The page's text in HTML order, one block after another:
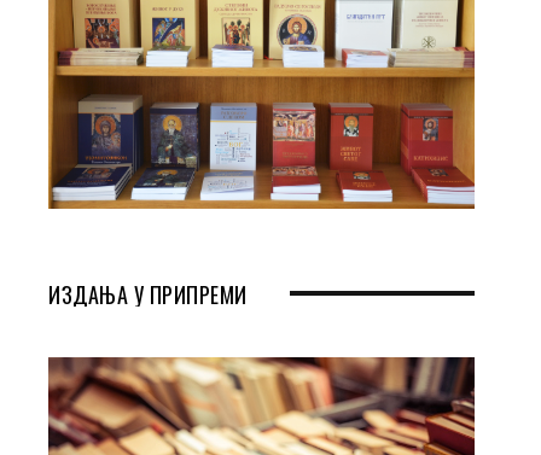
ИЗДАЊА У ПРИПРЕМИ